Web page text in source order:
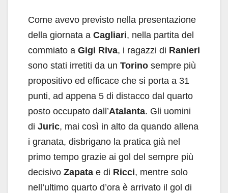
Come avevo previsto nella presentazione
della giornata a Cagliari, nella partita del
commiato a Gigi Riva, i ragazzi di Ranieri
sono stati irretiti da un Torino sempre più
propositivo ed efficace che si porta a 31
punti, ad appena 5 di distacco dal quarto
posto occupato dall’Atalanta. Gli uomini
di Juric, mai così in alto da quando allena
i granata, disbrigano la pratica già nel
primo tempo grazie ai gol del sempre più
decisivo Zapata e di Ricci, mentre solo
nell’ultimo quarto d’ora è arrivato il gol di